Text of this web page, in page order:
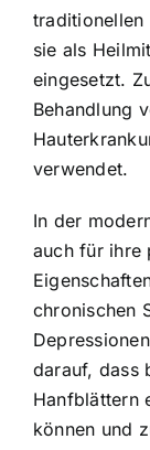
traditionellen
sie als
eingesetzt.
Behandlung
verwendet.
In der
auch für ihre
chronischen
darauf, dass
Hanfblättern
können und